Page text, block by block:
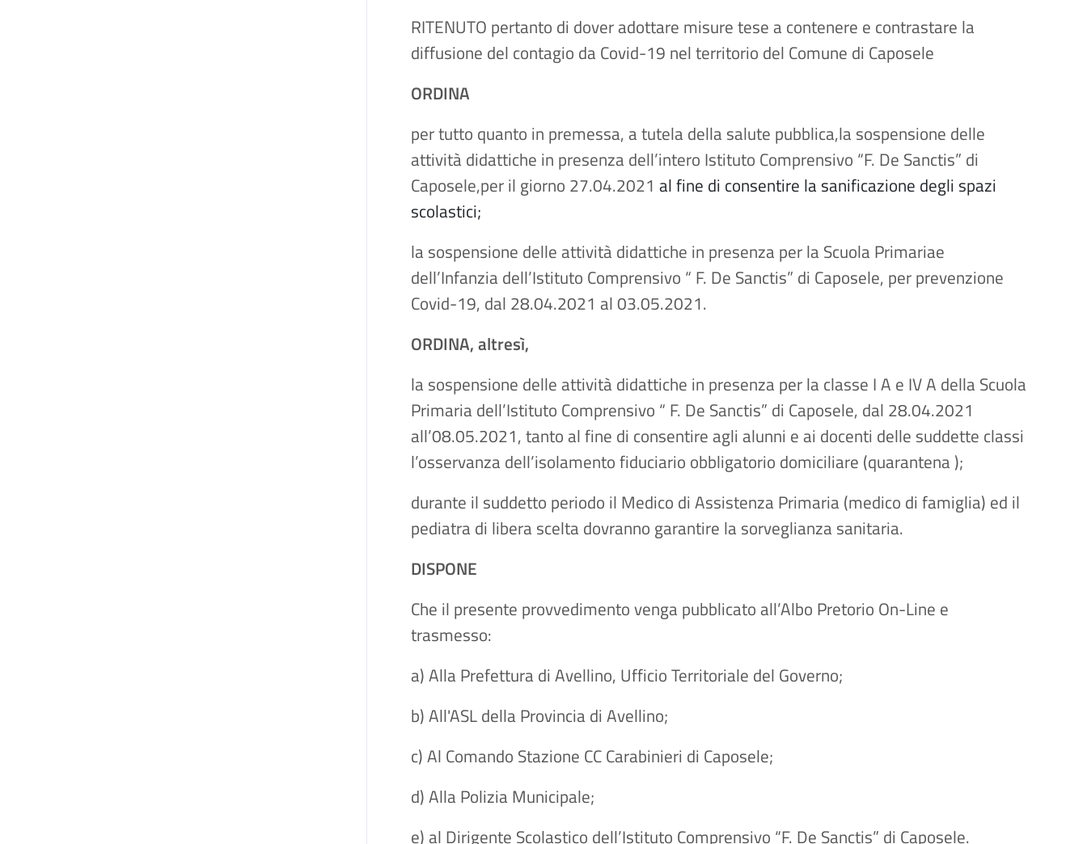
RITENUTO pertanto di dover adottare misure tese a contenere e contrastare la
diffusione del contagio da Covid-19 nel territorio del Comune di Caposele
ORDINA
per tutto quanto in premessa, a tutela della salute pubblica,la sospensione delle
attività didattiche in presenza dell’intero Istituto Comprensivo “F. De Sanctis” di
Caposele,per il giorno 27.04.2021 al fine di consentire la sanificazione degli spazi
scolastici;
la sospensione delle attività didattiche in presenza per la Scuola Primariae
dell’Infanzia dell’Istituto Comprensivo “ F. De Sanctis” di Caposele, per prevenzione
Covid-19, dal 28.04.2021 al 03.05.2021.
ORDINA, altresì,
la sospensione delle attività didattiche in presenza per la classe I A e IV A della Scuola
Primaria dell’Istituto Comprensivo “ F. De Sanctis” di Caposele, dal 28.04.2021
all’08.05.2021, tanto al fine di consentire agli alunni e ai docenti delle suddette classi
l’osservanza dell’isolamento fiduciario obbligatorio domiciliare (quarantena );
durante il suddetto periodo il Medico di Assistenza Primaria (medico di famiglia) ed il
pediatra di libera scelta dovranno garantire la sorveglianza sanitaria.
DISPONE
Che il presente provvedimento venga pubblicato all’Albo Pretorio On-Line e
trasmesso:
a) Alla Prefettura di Avellino, Ufficio Territoriale del Governo;
b) All'ASL della Provincia di Avellino;
c) Al Comando Stazione CC Carabinieri di Caposele;
d) Alla Polizia Municipale;
e) al Dirigente Scolastico dell’Istituto Comprensivo “F. De Sanctis” di Caposele.